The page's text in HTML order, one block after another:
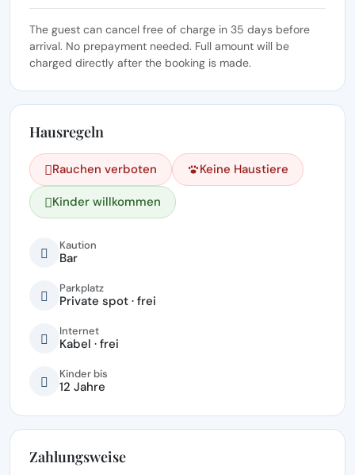
The guest can cancel free of charge in 35 days before
arrival. No prepayment needed. Full amount will be
charged directly after the booking is made.
Hausregeln
Rauchen verboten Keine Haustiere
Kinder willkommen
Kaution
Bar
Parkplatz
Private spot · frei
Internet
Kabel · frei
Kinder bis
12 Jahre
Zahlungsweise